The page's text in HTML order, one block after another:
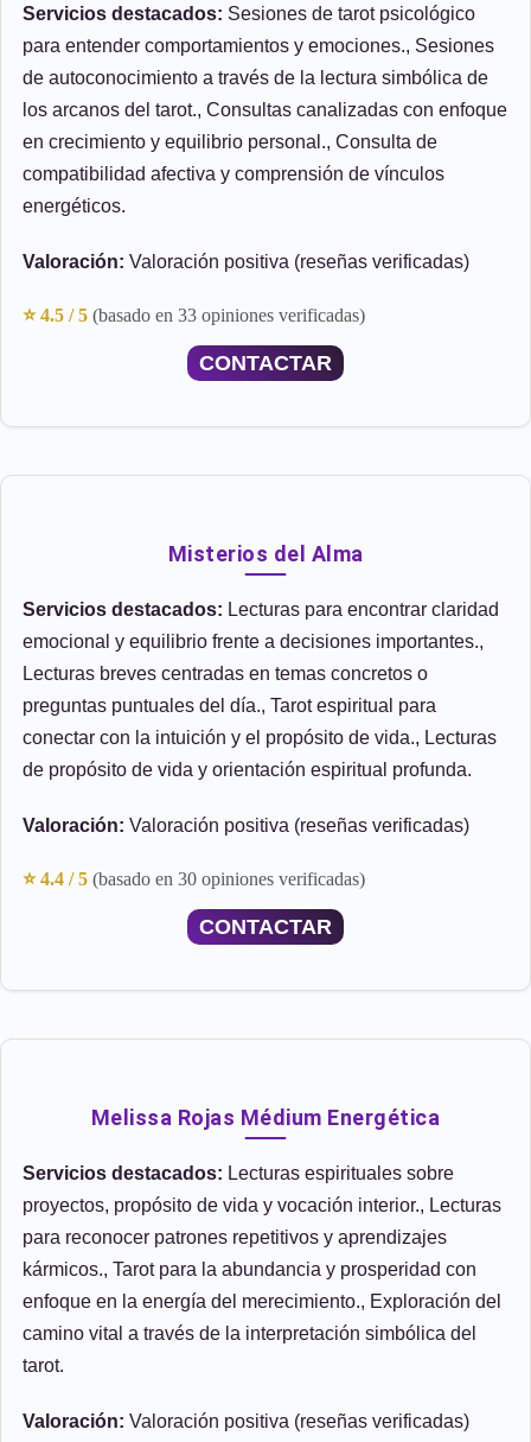
Servicios destacados: Sesiones de tarot psicológico
para entender comportamientos y emociones., Sesiones
de autoconocimiento a través de la lectura simbólica de
los arcanos del tarot., Consultas canalizadas con enfoque
en crecimiento y equilibrio personal., Consulta de
compatibilidad afectiva y comprensión de vínculos
energéticos.
Valoración: Valoración positiva (reseñas verificadas)
⭐ 4.5 / 5 (basado en 33 opiniones verificadas)
CONTACTAR
Misterios del Alma
Servicios destacados: Lecturas para encontrar claridad
emocional y equilibrio frente a decisiones importantes.,
Lecturas breves centradas en temas concretos o
preguntas puntuales del día., Tarot espiritual para
conectar con la intuición y el propósito de vida., Lecturas
de propósito de vida y orientación espiritual profunda.
Valoración: Valoración positiva (reseñas verificadas)
⭐ 4.4 / 5 (basado en 30 opiniones verificadas)
CONTACTAR
Melissa Rojas Médium Energética
Servicios destacados: Lecturas espirituales sobre
proyectos, propósito de vida y vocación interior., Lecturas
para reconocer patrones repetitivos y aprendizajes
kármicos., Tarot para la abundancia y prosperidad con
enfoque en la energía del merecimiento., Exploración del
camino vital a través de la interpretación simbólica del
tarot.
Valoración: Valoración positiva (reseñas verificadas)